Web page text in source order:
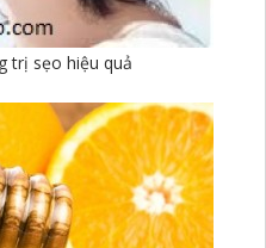
trị sẹo hiệu quả